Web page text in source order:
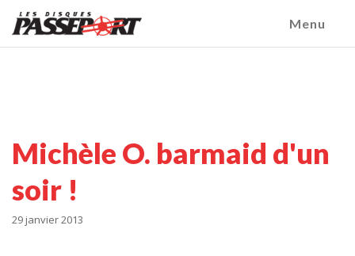
Menu
Michèle O. barmaid d'un
soir !
29 janvier 2013